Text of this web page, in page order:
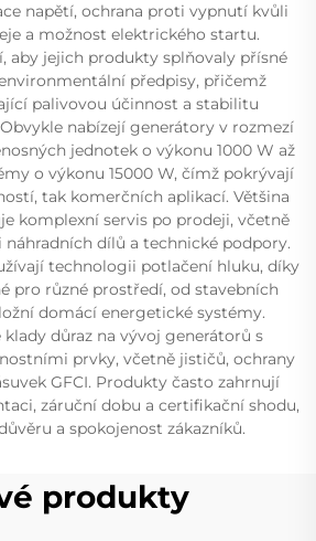
napětí, ochrana proti vypnutí kvůli
a možnost elektrického startu.
aby jejich produkty splňovaly přísné
předpisy, přičemž
palivovou účinnost a stabilitu
nabízejí generátory v rozmezí
jednotek o výkonu 1000 W až
o výkonu 15000 W, čímž pokrývají
tak komerčních aplikací. Většina
komplexní servis po prodeji, včetně
dílů a technické podpory.
technologii potlačení hluku, díky
pro různé prostředí, od stavebních
domácí energetické systémy.
důraz na vývoj generátorů s
prvky, včetně jističů, ochrany
GFCI. Produkty často zahrnují
záruční dobu a certifikační shodu,
a spokojenost zákazníků.
produkty